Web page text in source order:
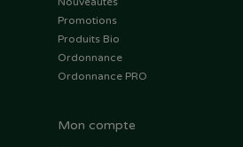
Promotions
Produits Bio
Ordonnance
Ordonnance PRO
Mon compte